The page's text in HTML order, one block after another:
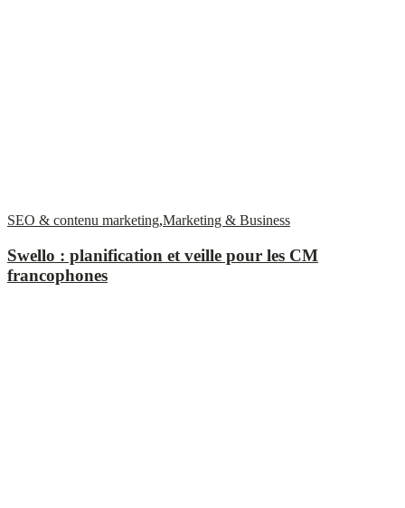
SEO & contenu marketing,Marketing & Business
Swello : planification et veille pour les CM
francophones